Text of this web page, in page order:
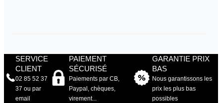
SERVICE
CLIENT
02 85 52 37
37 ou par
email
PAIEMENT
SÉCURISÉ
Paiements par CB,
Paypal, chèques,
virement...
GARANTIE PRIX
BAS
Nous garantissons les
prix les plus bas
possibles